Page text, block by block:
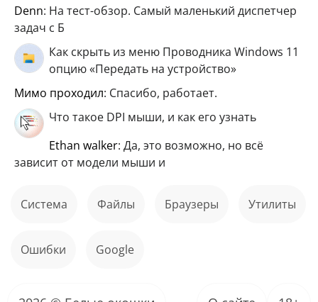
Denn: На тест-обзор. Самый маленький диспетчер
задач с Б
Как скрыть из меню Проводника Windows 11
опцию «Передать на устройство»
мимо проходил: Спасибо, работает.
Что такое DPI мыши, и как его узнать
ethan walker: Да, это возможно, но всё
зависит от модели мыши и
Система файлы Браузеры Утилиты
ошибки Google